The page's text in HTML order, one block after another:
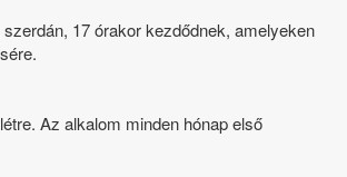
17 órakor kezdődnek, amelyeken
Az alkalom minden hónap első